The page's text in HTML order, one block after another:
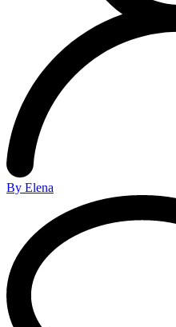
By Elena